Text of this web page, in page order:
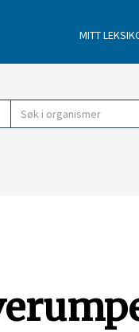
MITT